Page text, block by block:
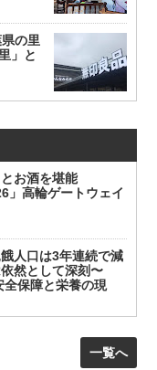
の里
」と
お酒を堪能
」高輪ゲートウェイ
人口は3年連続で減
然として深刻〜
全保障と栄養の現
一覧へ